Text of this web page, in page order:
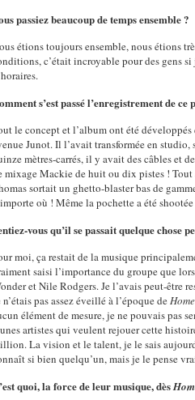
passiez beaucoup de temps ensemble ?
étions toujours ensemble, nous étions
c’était incroyable pour des gens
s’est passé l’enregistrement de
le concept et l’album ont été développés
Junot. Il l’avait transformée en
mètres-carrés, il y avait des câbles et
mixage Mackie de huit ou dix pistes ! Tout
sortait un ghetto-blaster bas de
où ! Même la pochette a été
vous qu’il se passait quelque chose
moi, ça restait de la musique
saisi l’importance du groupe que
et Nile Rodgers. Je l’avais peut-être
n’étais pas assez éveillé à l’époque de
élément de mesure, je ne pouvais pas
artistes qui veulent rejouer cette
La vision et le talent, je le sais
si bien quelqu’un, mais je le pense
quoi, la force de leur musique, dès